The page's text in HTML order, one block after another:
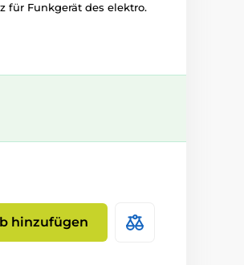
für Funkgerät des elektro.
hinzufügen